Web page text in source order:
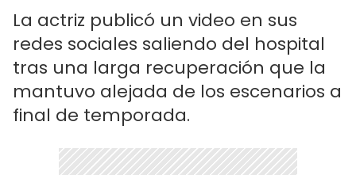
La actriz publicó un video en sus
redes sociales saliendo del hospital
tras una larga recuperación que la
mantuvo alejada de los escenarios a
final de temporada.